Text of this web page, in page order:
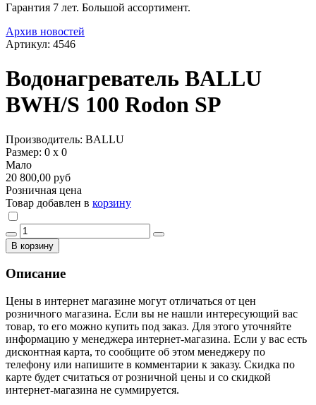
Гарантия 7 лет. Большой ассортимент.
Архив новостей
Артикул: 4546
Водонагреватель BALLU
BWH/S 100 Rodon SP
Производитель: BALLU
Размер: 0 х 0
Мало
20 800,00 руб
Розничная цена
Товар добавлен в корзину
В корзину
Описание
Цены в интернет магазине могут отличаться от цен
розничного магазина. Если вы не нашли интересующий вас
товар, то его можно купить под заказ. Для этого уточняйте
информацию у менеджера интернет-магазина. Если у вас есть
дисконтная карта, то сообщите об этом менеджеру по
телефону или напишите в комментарии к заказу. Скидка по
карте будет считаться от розничной цены и со скидкой
интернет-магазина не суммируется.